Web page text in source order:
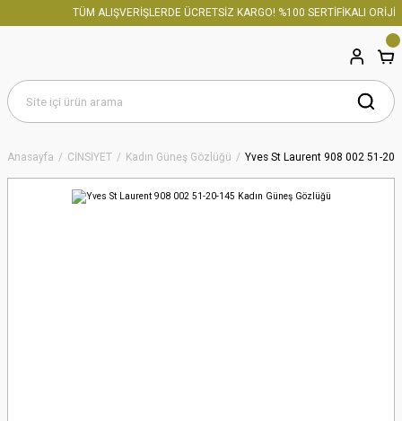
TÜM ALIŞVERİŞLERDE ÜCRETSİZ KARGO! %100 SERTİFİKALI
Anasayfa CİNSİYET Kadın Güneş Gözlüğü Yves St Laurent 908 002 51-20-